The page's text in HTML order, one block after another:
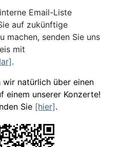
Email-Liste
auf zukünftige
machen, senden Sie uns
mit
.
natürlich über einen
einem unserer Konzerte!
Sie [hier].